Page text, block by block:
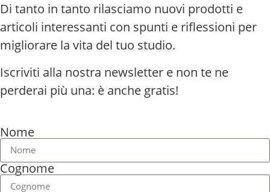
Di tanto in tanto rilasciamo nuovi prodotti e
articoli interessanti con spunti e riflessioni per
migliorare la vita del tuo studio.
Iscriviti alla nostra newsletter e non te ne
perderai più una: è anche gratis!
Nome
Cognome